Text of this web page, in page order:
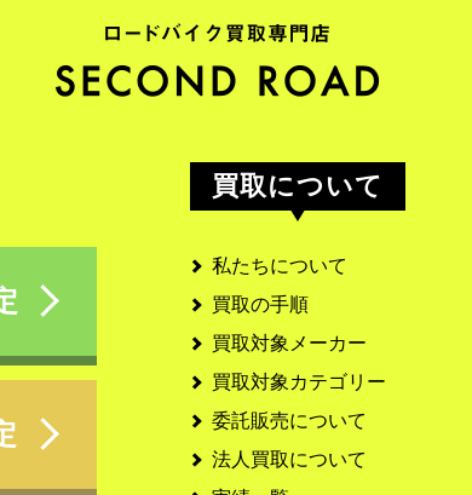
買取について
私たちについて
買取の手順
買取対象メーカー
買取対象カテゴリー
委託販売について
法人買取について